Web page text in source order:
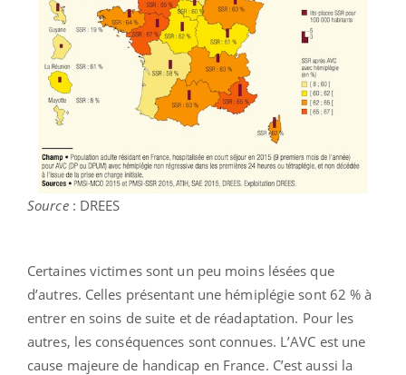
Source : DREES
Certaines victimes sont un peu moins lésées que
d’autres. Celles présentant une hémiplégie sont 62 % à
entrer en soins de suite et de réadaptation. Pour les
autres, les conséquences sont connues. L’AVC est une
cause majeure de handicap en France. C’est aussi la